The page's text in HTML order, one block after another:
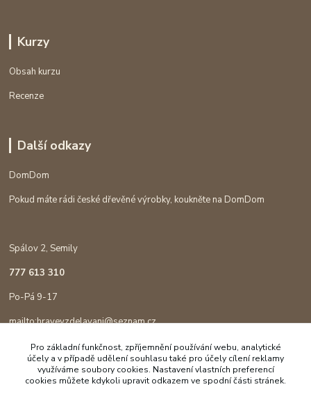
Kurzy
Obsah kurzu
Recenze
Další odkazy
DomDom
Pokud máte rádi české dřevěné výrobky, koukněte na DomDom
Spálov 2, Semily
777 613 310
Po-Pá 9-17
mailto:hravevzdelavani@seznam.cz
Pro základní funkčnost, zpříjemnění používání webu, analytické
účely a v případě udělení souhlasu také pro účely cílení reklamy
využíváme soubory cookies. Nastavení vlastních preferencí
cookies můžete kdykoli upravit odkazem ve spodní části stránek.